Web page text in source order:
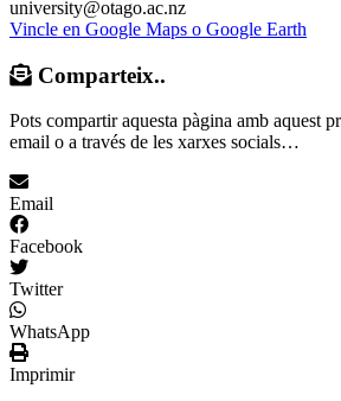
university@otago.ac.nz
Vincle en Google Maps o Google Earth
Comparteix..
Pots compartir aquesta pàgina amb aquest
email o a través de les xarxes socials…
Email
Facebook
Twitter
WhatsApp
Imprimir